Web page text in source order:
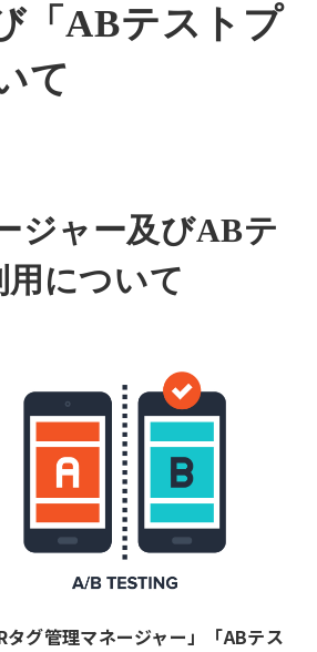
「ABテストプ
て
ジャー及びABテ
について
タグ管理マネージャー」「ABテス